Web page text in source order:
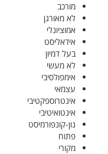
מורכב
לא מאורגן
אמוציונלי
אידאליסט
בעל דמיון
לא מעשי
אימפולסיבי
עצמאי
אינטרוספקטיבי
אינטואיטיבי
נון-קונפורמיסט
פתוח
מקורי